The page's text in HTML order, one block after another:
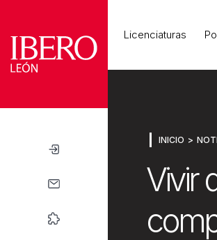
Licenciaturas
INICIO
Vivir